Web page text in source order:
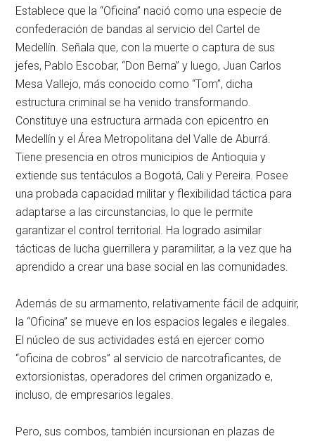
Establece que la “Oficina” nació como una especie de
confederación de bandas al servicio del Cartel de
Medellín. Señala que, con la muerte o captura de sus
jefes, Pablo Escobar, “Don Berna” y luego, Juan Carlos
Mesa Vallejo, más conocido como “Tom”, dicha
estructura criminal se ha venido transformando.
Constituye una estructura armada con epicentro en
Medellín y el Área Metropolitana del Valle de Aburrá.
Tiene presencia en otros municipios de Antioquia y
extiende sus tentáculos a Bogotá, Cali y Pereira. Posee
una probada capacidad militar y flexibilidad táctica para
adaptarse a las circunstancias, lo que le permite
garantizar el control territorial. Ha logrado asimilar
tácticas de lucha guerrillera y paramilitar, a la vez que ha
aprendido a crear una base social en las comunidades.
Además de su armamento, relativamente fácil de adquirir,
la “Oficina” se mueve en los espacios legales e ilegales.
El núcleo de sus actividades está en ejercer como
“oficina de cobros” al servicio de narcotraficantes, de
extorsionistas, operadores del crimen organizado e,
incluso, de empresarios legales.
Pero, sus combos, también incursionan en plazas de